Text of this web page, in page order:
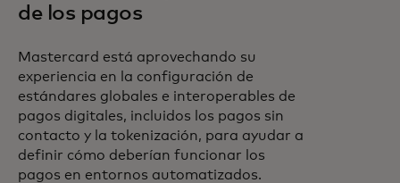
de los pagos
Mastercard está aprovechando su
experiencia en la configuración de
estándares globales e interoperables de
pagos digitales, incluidos los pagos sin
contacto y la tokenización, para ayudar a
definir cómo deberían funcionar los
pagos en entornos automatizados.